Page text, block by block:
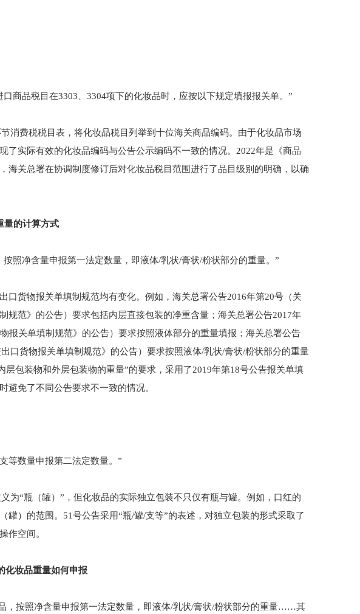
商品税目在3303、3304项下的化妆品时，应按以下规定填报报关单。”
消费税税目表，将化妆品税目列举到十位海关商品编码。由于化妆品市场
了实际有效的化妆品编码与公告公示编码不一致的情况。2022年是《商品
海关总署在协调制度修订后对化妆品税目范围进行了品目级别的明确，以确
量的计算方式
照净含量申报第一法定数量，即液体/乳状/膏状/粉状部分的重量。”
口货物报关单填制规范均有变化。例如，海关总署公告2016年第20号（关
规范》的公告）要求包括内层直接包装的净重含量；海关总署公告2017年
报关单填制规范》的公告）要求按照液体部分的重量填报；海关总署公告
口货物报关单填制规范》的公告）要求按照液体/乳状/膏状/粉状部分的重量
层包装物和外层包装物的重量”的要求，采用了2019年第18号公告报关单填
避免了不同公告要求不一致的情况。
等数量申报第二法定数量。”
为“瓶（罐）”，但化妆品的实际独立包装不只仅有瓶与罐。例如，口红的
罐）的范围。51号公告采用“瓶/罐/支等”的表述，对独立包装的形式采取了
作空间。
化妆品重量如何申报
品，按照净含量申报第一法定数量，即液体/乳状/膏状/粉状部分的重量……其